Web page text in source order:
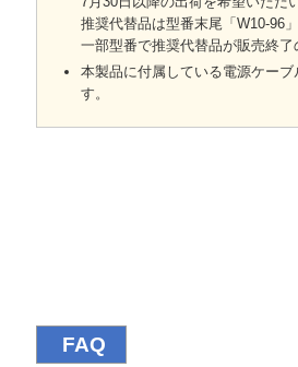
推奨代替品は型番末尾「W10-96
一部型番で推奨代替品が販売終了
本製品に付属している電源ケー
す。
FAQ